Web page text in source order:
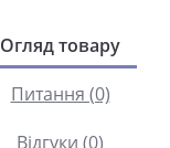
Огляд товару
Питання (0)
Відгуки (0)